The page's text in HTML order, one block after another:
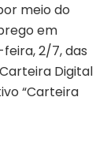
meio do
em
2/7, das
Digital
“Carteira